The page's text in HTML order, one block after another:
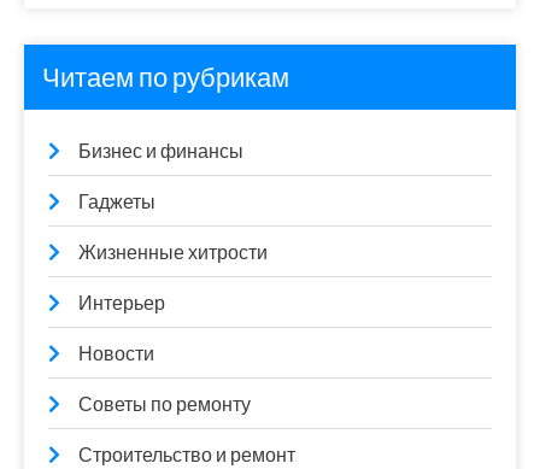
Читаем по рубрикам
Бизнес и финансы
Гаджеты
Жизненные хитрости
Интерьер
Новости
Советы по ремонту
Строительство и ремонт